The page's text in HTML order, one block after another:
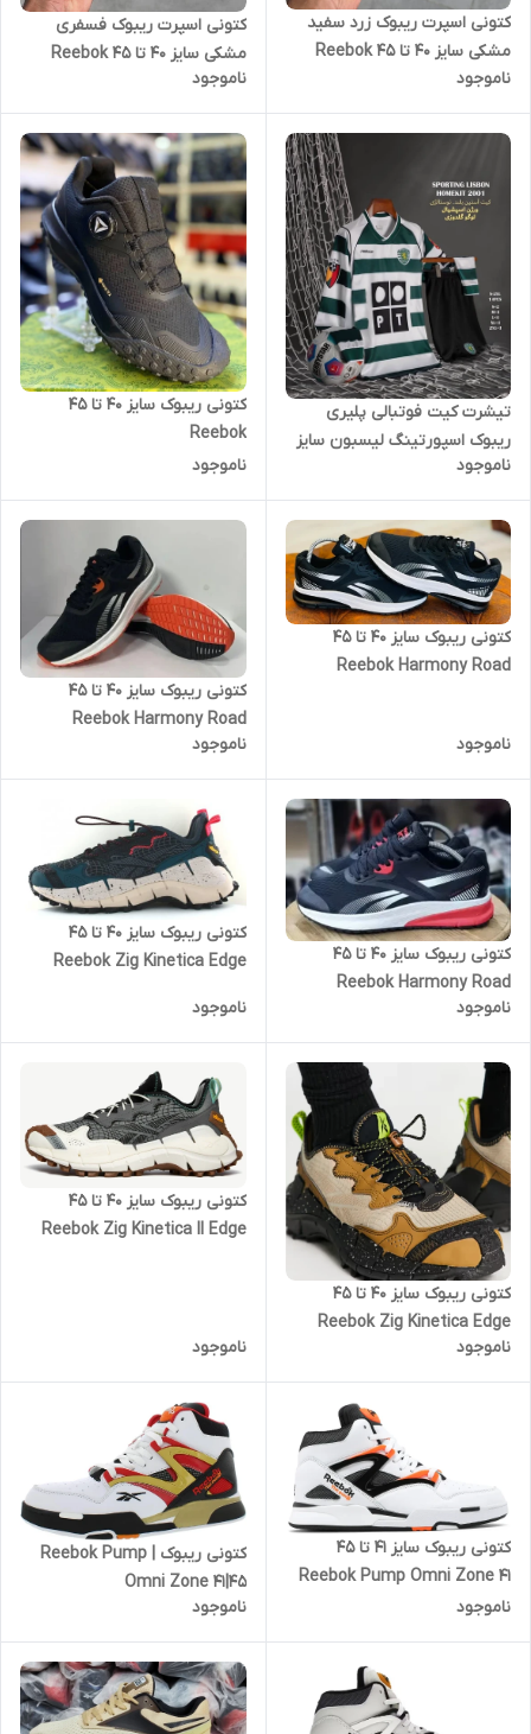
کتونی اسپرت ریبوک زرد سفید
مشکی سایز ۴۰ تا ۴۵ Reebok
ناموجود
کتونی اسپرت ریبوک‌ فسفری
مشکی سایز ۴۰ تا ۴۵ Reebok
ناموجود
تیشرت کیت فوتبالی پلیری
ریبوک اسپورتینگ لیسبون سایز
S تا REEBOK SPORTING
LISBON 2XL
ناموجود
کتونی ریبوک سایز ۴۰ تا ۴۵
Reebok
ناموجود
کتونی ریبوک سایز ۴۰ تا ۴۵
Reebok Harmony Road
ناموجود
کتونی ریبوک سایز ۴۰ تا ۴۵
Reebok Harmony Road
ناموجود
کتونی ریبوک سایز ۴۰ تا ۴۵
Reebok Harmony Road
ناموجود
کتونی ریبوک سایز ۴۰ تا ۴۵
Reebok Zig Kinetica Edge
ناموجود
کتونی ریبوک سایز ۴۰ تا ۴۵
Reebok Zig Kinetica Edge
ناموجود
کتونی ریبوک سایز ۴۰ تا ۴۵
Reebok Zig Kinetica II Edge
ناموجود
کتونی ریبوک سایز ۴۱ تا ۴۵
Reebok Pump Omni Zone 41
ناموجود
کتونی ریبوک | Reebok Pump
Omni Zone 41|45
ناموجود